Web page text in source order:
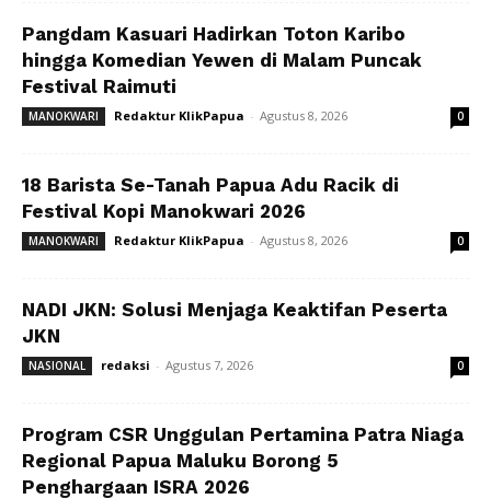
Pangdam Kasuari Hadirkan Toton Karibo
hingga Komedian Yewen di Malam Puncak
Festival Raimuti
MANOKWARI Redaktur KlikPapua - Agustus 8, 2026 0
18 Barista Se-Tanah Papua Adu Racik di
Festival Kopi Manokwari 2026
MANOKWARI Redaktur KlikPapua - Agustus 8, 2026 0
NADI JKN: Solusi Menjaga Keaktifan Peserta
JKN
NASIONAL redaksi - Agustus 7, 2026 0
Program CSR Unggulan Pertamina Patra Niaga
Regional Papua Maluku Borong 5
Penghargaan ISRA 2026